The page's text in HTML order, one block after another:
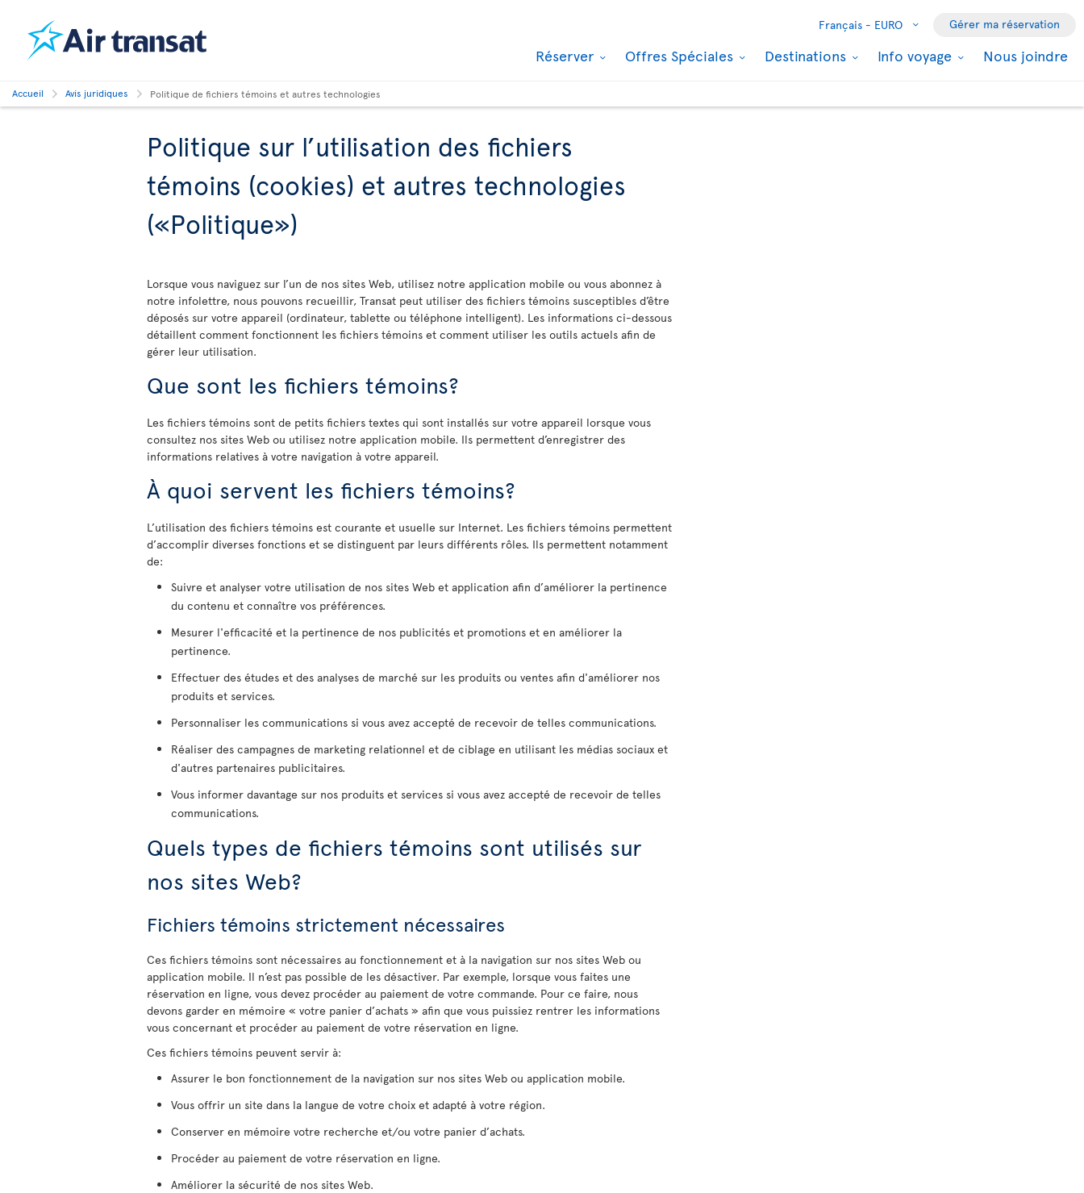
Français - EURO Gérer ma réservation
Réserver Offres Spéciales Destinations Info voyage Nous joindre
Accueil Avis juridiques Politique de fichiers témoins et autres technologies
Politique sur l’utilisation des fichiers
témoins (cookies) et autres technologies
(«Politique»)
Lorsque vous naviguez sur l’un de nos sites Web, utilisez notre application mobile ou vous abonnez à
notre infolettre, nous pouvons recueillir, Transat peut utiliser des fichiers témoins susceptibles d’être
déposés sur votre appareil (ordinateur, tablette ou téléphone intelligent). Les informations ci-dessous
détaillent comment fonctionnent les fichiers témoins et comment utiliser les outils actuels afin de
gérer leur utilisation.
Que sont les fichiers témoins?
Les fichiers témoins sont de petits fichiers textes qui sont installés sur votre appareil lorsque vous
consultez nos sites Web ou utilisez notre application mobile. Ils permettent d’enregistrer des
informations relatives à votre navigation à votre appareil.
À quoi servent les fichiers témoins?
L’utilisation des fichiers témoins est courante et usuelle sur Internet. Les fichiers témoins permettent
d’accomplir diverses fonctions et se distinguent par leurs différents rôles. Ils permettent notamment
de:
Suivre et analyser votre utilisation de nos sites Web et application afin d’améliorer la pertinence
du contenu et connaître vos préférences.
Mesurer l'efficacité et la pertinence de nos publicités et promotions et en améliorer la
pertinence.
Effectuer des études et des analyses de marché sur les produits ou ventes afin d'améliorer nos
produits et services.
Personnaliser les communications si vous avez accepté de recevoir de telles communications.
Réaliser des campagnes de marketing relationnel et de ciblage en utilisant les médias sociaux et
d'autres partenaires publicitaires.
Vous informer davantage sur nos produits et services si vous avez accepté de recevoir de telles
communications.
Quels types de fichiers témoins sont utilisés sur
nos sites Web?
Fichiers témoins strictement nécessaires
Ces fichiers témoins sont nécessaires au fonctionnement et à la navigation sur nos sites Web ou
application mobile. Il n’est pas possible de les désactiver. Par exemple, lorsque vous faites une
réservation en ligne, vous devez procéder au paiement de votre commande. Pour ce faire, nous
devons garder en mémoire « votre panier d’achats » afin que vous puissiez rentrer les informations
vous concernant et procéder au paiement de votre réservation en ligne.
Ces fichiers témoins peuvent servir à:
Assurer le bon fonctionnement de la navigation sur nos sites Web ou application mobile.
Vous offrir un site dans la langue de votre choix et adapté à votre région.
Conserver en mémoire votre recherche et/ou votre panier d’achats.
Procéder au paiement de votre réservation en ligne.
Améliorer la sécurité de nos sites Web.